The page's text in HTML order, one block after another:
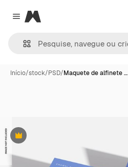
Close menu
Magnific
Início/stock/PSD/Maquete de alfinete …
Premium